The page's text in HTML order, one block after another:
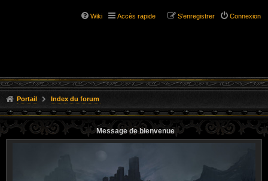
Wiki Accès rapide Connexion
S’enregistrer
Portail Index du forum
Message de bienvenue